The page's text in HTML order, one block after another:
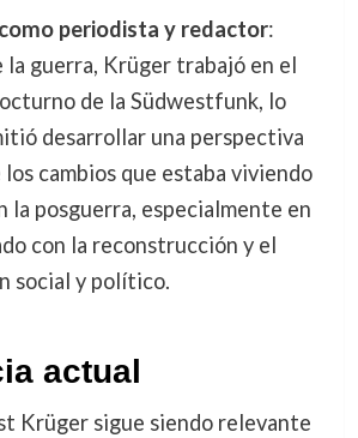
periodista y redactor:
la guerra, Krüger trabajó en el
de la Südwestfunk, lo
desarrollar una perspectiva
los cambios que estaba viviendo
la posguerra, especialmente en
con la reconstrucción y el
social y político.
actual
Krüger sigue siendo relevante